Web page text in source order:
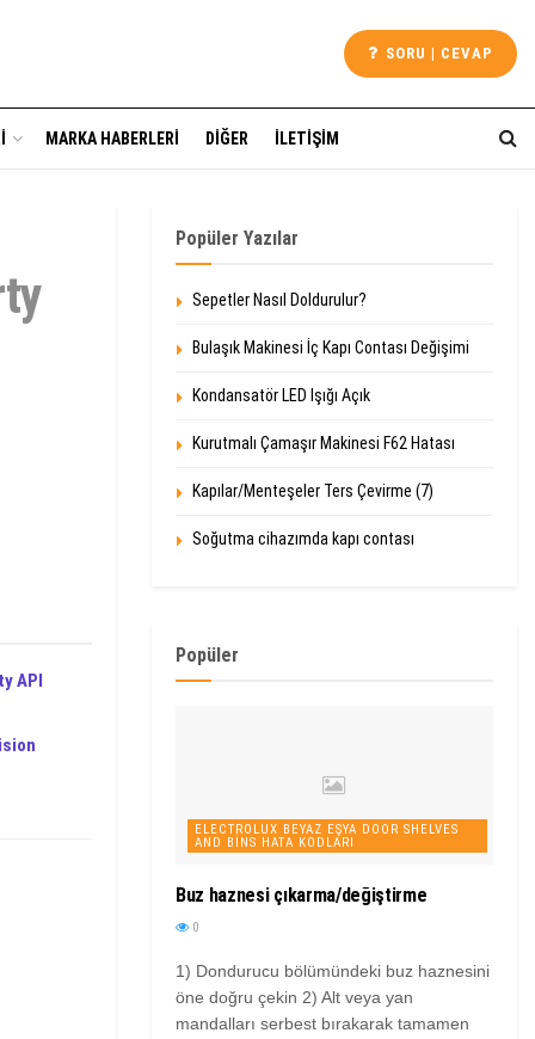
SORU | CEVAP
MARKA HABERLERI DIĞER İLETIŞIM
API
Popüler Yazılar
Sepetler Nasıl Doldurulur?
Bulaşık Makinesi İç Kapı Contası Değişimi
Kondansatör LED Işığı Açık
Kurutmalı Çamaşır Makinesi F62 Hatası
Kapılar/Menteşeler Ters Çevirme (7)
Soğutma cihazımda kapı contası
Popüler
ELECTROLUX BEYAZ EŞYA DOOR SHELVES
AND BINS HATA KODLARI
Buz haznesi çıkarma/değiştirme
0
1) Dondurucu bölümündeki buz haznesini
öne doğru çekin 2) Alt veya yan
mandalları serbest bırakarak tamamen